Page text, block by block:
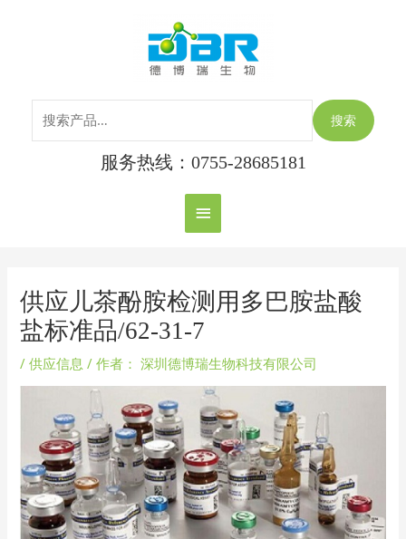
主
菜
单
搜索
服务热线：0755-28685181
供应儿茶酚胺检测用多巴胺盐酸
盐标准品/62-31-7
/供应信息 / 作者： 深圳德博瑞生物科技有限公司